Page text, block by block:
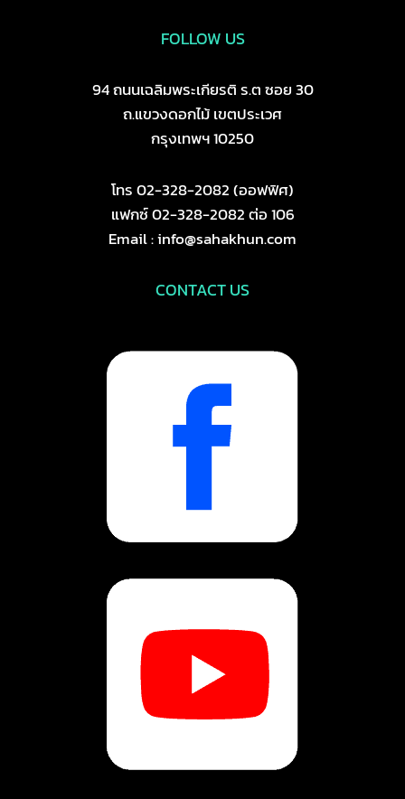
FOLLOW US
94 ถนนเฉลิมพระเกียรติ ร.ต ซอย 30
ถ.แขวงดอกไม้ เขตประเวศ
กรุงเทพฯ 10250
โทร 02-328-2082 (ออฟฟิศ)
แฟกซ์ 02-328-2082 ต่อ 106
Email : info@sahakhun.com
CONTACT US